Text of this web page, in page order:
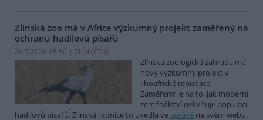
Zlínská zoo má v Africe výzkumný projekt zaměřený na
ochranu hadilovů písařů
26.7.2026 15:50 | ZLÍN (ČTK)
Zlínská zoologická zahrada má
nový výzkumný projekt v
Jihoafrické republice.
Zaměřený je na to, jak moderní
zemědělství ovlivňuje populaci
hadilovů písařů. Zlínská radnice to uvedla vezprávě na svém webu.